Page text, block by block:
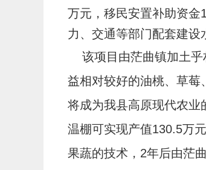
万元，移民安置补助资金
力、交通等部门配套建设
该项目由茫曲镇加土乎
益相对较好的油桃、草莓
将成为我县高原现代农业
温棚可实现产值130.5万
果蔬的技术，2年后由茫